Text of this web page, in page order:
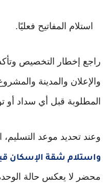
استلام المفاتيح فعليًا.
راجع إخطار التخصيص
والإعلان والمدينة
المطلوبة قبل أي سداد أو
وعند تحديد موعد
واستلام شقة الإسكان
محضر لا يعكس حالة الوحدة